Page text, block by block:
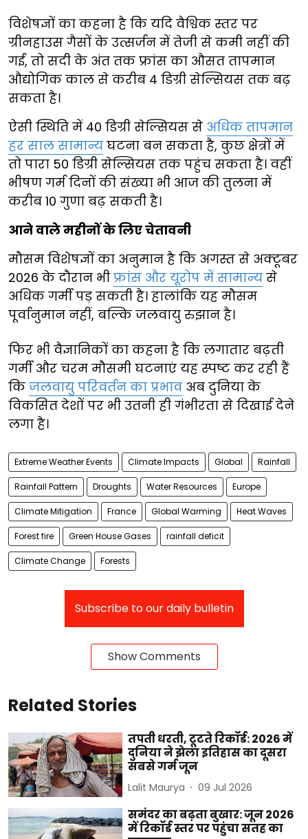
विशेषज्ञों का कहना है कि यदि वैश्विक स्तर पर
ग्रीनहाउस गैसों के उत्सर्जन में तेजी से कमी नहीं की
गई, तो सदी के अंत तक फ्रांस का औसत तापमान
औद्योगिक काल से करीब 4 डिग्री सेल्सियस तक बढ़
सकता है।
ऐसी स्थिति में 40 डिग्री सेल्सियस से अधिक तापमान
हर साल सामान्य घटना बन सकता है, कुछ क्षेत्रों में
तो पारा 50 डिग्री सेल्सियस तक पहुंच सकता है। वहीं
भीषण गर्म दिनों की संख्या भी आज की तुलना में
करीब 10 गुणा बढ़ सकती है।
आने वाले महीनों के लिए चेतावनी
मौसम विशेषज्ञों का अनुमान है कि अगस्त से अक्टूबर
2026 के दौरान भी फ्रांस और यूरोप में सामान्य से
अधिक गर्मी पड़ सकती है। हालांकि यह मौसम
पूर्वानुमान नहीं, बल्कि जलवायु रुझान है।
फिर भी वैज्ञानिकों का कहना है कि लगातार बढ़ती
गर्मी और चरम मौसमी घटनाएं यह स्पष्ट कर रही हैं
कि जलवायु परिवर्तन का प्रभाव अब दुनिया के
विकसित देशों पर भी उतनी ही गंभीरता से दिखाई देने
लगा है।
Extreme Weather Events Climate Impacts Global Rainfall
Rainfall Pattern Droughts Water Resources Europe
Climate Mitigation France Global Warming Heat Waves
Forest fire Green House Gases rainfall deficit
Climate Change Forests
Subscribe to our daily bulletin
Show Comments
Related Stories
तपती धरती, टूटते रिकॉर्ड: 2026 में
दुनिया ने झेला इतिहास का दूसरा
सबसे गर्म जून
Lalit Maurya 09 Jul 2026
समंदर का बढ़ता बुखार: जून 2026
में रिकॉर्ड स्तर पर पहुंचा सतह का